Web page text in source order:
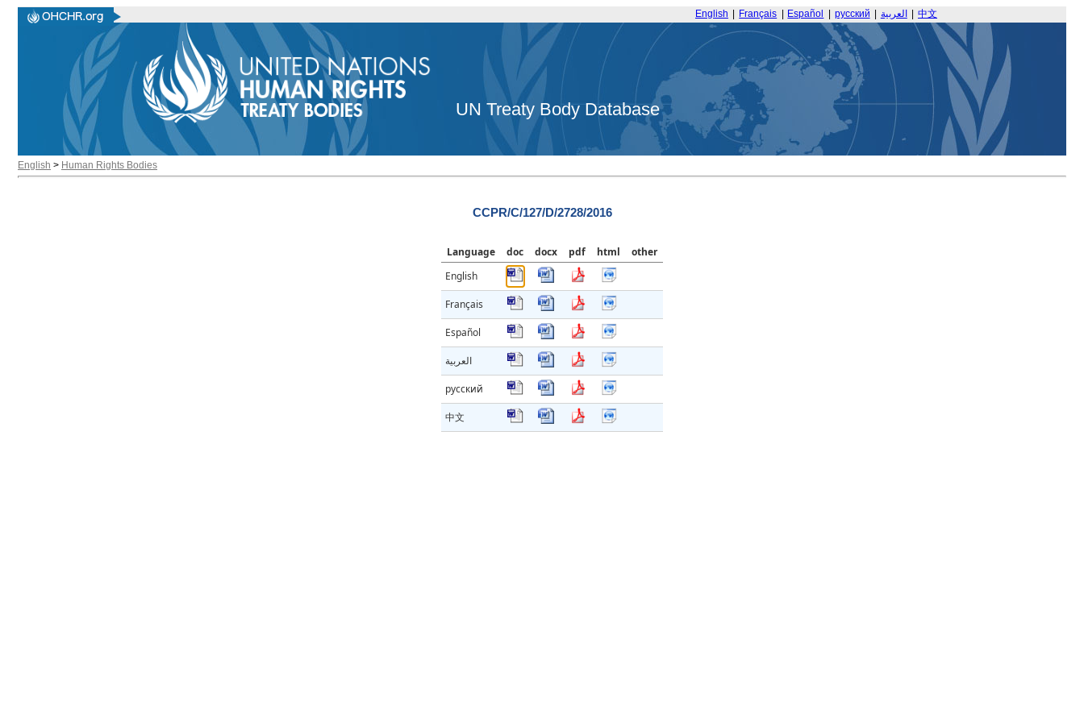
English Français Español русский العربية 中文
UN Treaty Body Database
English > Human Rights Bodies
CCPR/C/127/D/2728/2016
Language doc docx pdf html
other
English
Français
Español
العربية
русский
中文